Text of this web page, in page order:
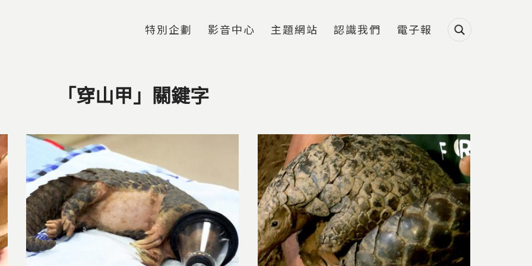
特別企劃 影音中心 主題網站 認識我們 電子報
「穿山甲」關鍵字